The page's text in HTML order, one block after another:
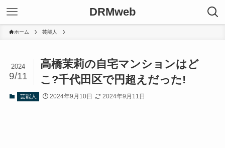
DRMweb
ホーム 芸能人
高橋茉莉の自宅マンションはど
こ?千代田区で円超えだった!
2024
9/11
芸能人 2024年9月10日 2024年9月11日